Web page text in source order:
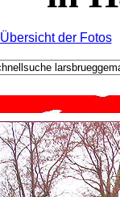
Übersicht der Fotos